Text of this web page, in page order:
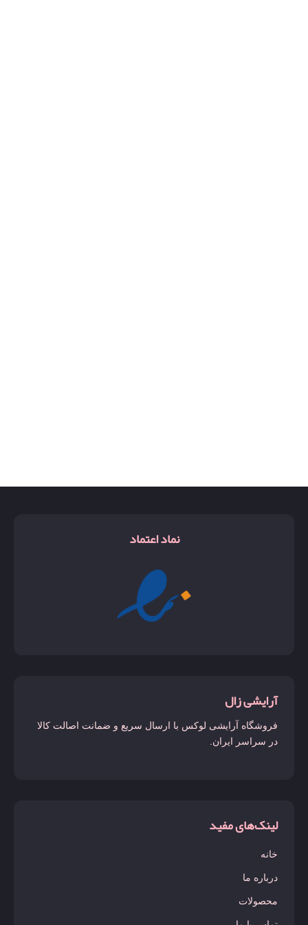
نماد اعتماد
آرایشی زال
فروشگاه آرایشی لوکس با ارسال سریع و ضمانت اصالت کالا
در سراسر ایران.
لینک‌های مفید
خانه
درباره ما
محصولات